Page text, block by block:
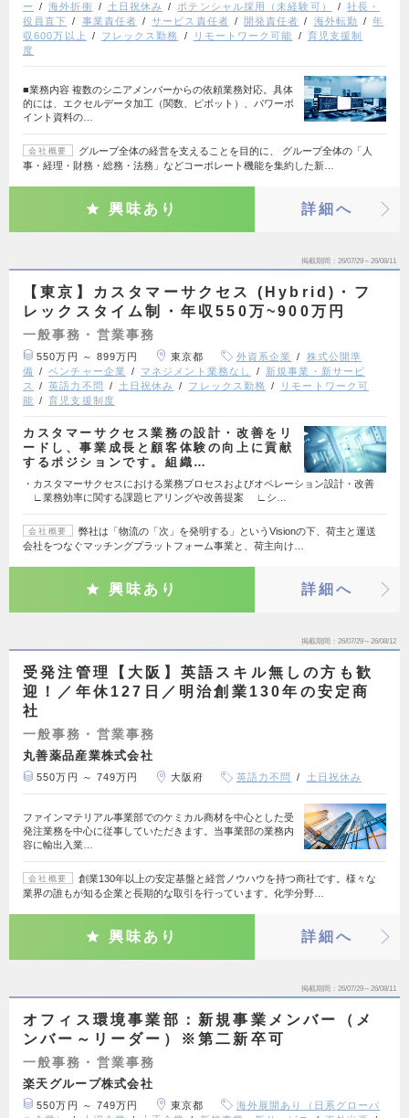
ー
海外折衝 土日祝休み ポテンシャル採用（未経験可）
社長・
役員直下
事業責任者 サービス責任者 開発責任者 海外転勤
年
収600万以上
フレックス勤務 リモートワーク可能
育児支援制
度
■業務内容 複数のシニアメンバーからの依頼業務対応。具体
的には、エクセルデータ加工（関数、ピボット）、パワーポ
イント資料の…
会社概要
グループ全体の経営を支えることを目的に、 グループ全体の「人
事・経理・財務・総務・法務」などコーポレート機能を集約した新…
興味あり 詳細へ
掲載期間 26/07/29～26/08/11
【東京】カスタマーサクセス (Hybrid)・フ
レックスタイム制・年収550万~900万円
一般事務・営業事務
550万円 ～ 899万円 東京都 外資系企業
株式公開準
備
ベンチャー企業 マネジメント業務なし
新規事業・新サービ
ス
英語力不問 土日祝休み フレックス勤務
リモートワーク可
能
育児支援制度
カスタマーサクセス業務の設計・改善をリ
ードし、事業成長と顧客体験の向上に貢献
するポジションです。組織…
・カスタマーサクセスにおける業務プロセスおよびオペレーション設計・改善
∟業務効率に関する課題ヒアリングや改善提案 ∟シ…
会社概要
弊社は「物流の「次」を発明する」というVisionの下、荷主と運送
会社をつなぐマッチングプラットフォーム事業と、荷主向け…
興味あり 詳細へ
掲載期間 26/07/29～26/08/12
受発注管理【大阪】英語スキル無しの方も歓
迎！／年休127日／明治創業130年の安定商
社
一般事務・営業事務
丸善薬品産業株式会社
550万円 ～ 749万円 大阪府 英語力不問 土日祝休み
ファインマテリアル事業部でのケミカル商材を中心とした受
発注業務を中心に従事していただきます。当事業部の業務内
容に輸出入業…
会社概要
創業130年以上の安定基盤と経営ノウハウを持つ商社です。様々な
業界の誰もが知る企業と長期的な取引を行っています。化学分野…
興味あり 詳細へ
掲載期間 26/07/29～26/08/11
オフィス環境事業部：新規事業メンバー（メ
ンバー～リーダー）※第二新卒可
一般事務・営業事務
楽天グループ株式会社
550万円 ～ 749万円 東京都
海外展開あり（日系グローバ